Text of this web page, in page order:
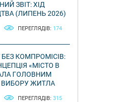
ЗВІТ: ХІД
(ЛИПЕНЬ 2026)
ПЕРЕГЛЯДІВ: 174
КОМПРОМІСІВ:
«МІСТО В
ГОЛОВНИМ
ЖИТЛА
ПЕРЕГЛЯДІВ: 315